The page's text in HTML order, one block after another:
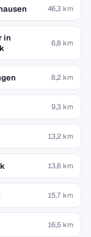
46,3 km
in
6,8 km
8,2 km
9,3 km
13,2 km
13,6 km
15,7 km
16,5 km